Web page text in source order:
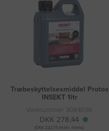
Træbeskyttelsesmiddel Protox
INSEKT 1ltr
Varenummer: 3084036
DKK 278,44
(DKK 222,75 ekskl. moms)